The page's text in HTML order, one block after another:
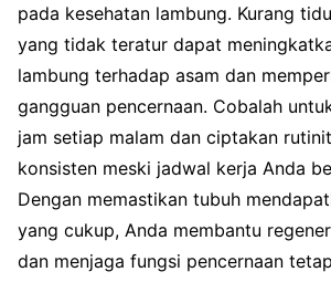
pada kesehatan lambung. Kurang
yang tidak teratur dapat
lambung terhadap asam dan
gangguan pencernaan. Cobalah
jam setiap malam dan ciptakan
konsisten meski jadwal kerja Anda
Dengan memastikan tubuh
yang cukup, Anda membantu
dan menjaga fungsi pencernaan